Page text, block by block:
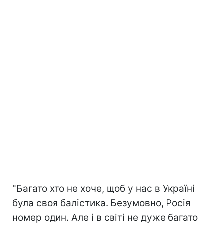
"Багато хто не хоче, щоб у нас в Україні
була своя балістика. Безумовно, Росія
номер один. Але і в світі не дуже багато